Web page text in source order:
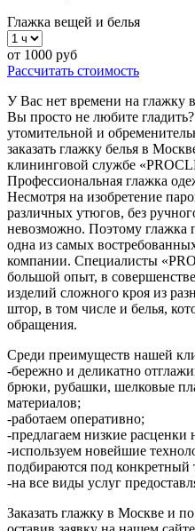
Глажка вещей и белья
от 1000 руб
Рассчитать стоимость
У Вас нет времени на глажку
Вы просто не любите
утомительной и
заказать глажку белья в
клининговой службе
Профессиональная глажка
Несмотря на изобретение
различных утюгов, без
невозможно. Поэтому глажка
одна из самых
компании. Специалисты
большой опыт, в
изделий сложного кроя из
штор, в том числе и белья,
обращения.
Среди преимуществ нашей
-бережно и деликатно
брюки, рубашки, шелковые
материалов;
-работаем оперативно;
-предлагаем низкие расценки
-используем новейшие
подбираются под конкретный
-на все виды услуг
Заказать глажку в Москве и